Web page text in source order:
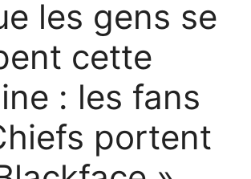
les gens se
cette
: les fans
portent